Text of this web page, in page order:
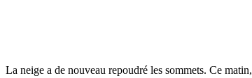
La neige a de nouveau repoudré les sommets. Ce matin,